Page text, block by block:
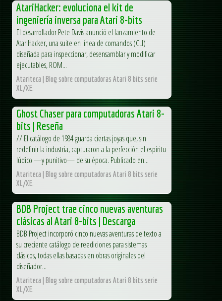
AtariHacker: evoluciona el kit de
ingeniería inversa para Atari 8-bits
El desarrollador Pete Davis anunció el lanzamiento de
AtariHacker, una suite en línea de comandos (CLI)
diseñada para inspeccionar, desensamblar y modificar
ejecutables, ROM...
Atariteca | Blog sobre computadoras Atari 8 bits serie
XL/XE.
Ghost Chaser para computadoras Atari 8-
bits | Reseña
// El catálogo de 1984 guarda ciertas joyas que, sin
redefinir la industria, capturaron a la perfección el espíritu
lúdico —y punitivo— de su época. Publicado en...
Atariteca | Blog sobre computadoras Atari 8 bits serie
XL/XE.
BDB Project trae cinco nuevas aventuras
clásicas al Atari 8-bits | Descarga
BDB Project incorporó cinco nuevas aventuras de texto a
su creciente catálogo de reediciones para sistemas
clásicos, todas ellas basadas en obras originales del
diseñador...
Atariteca | Blog sobre computadoras Atari 8 bits serie
XL/XE.